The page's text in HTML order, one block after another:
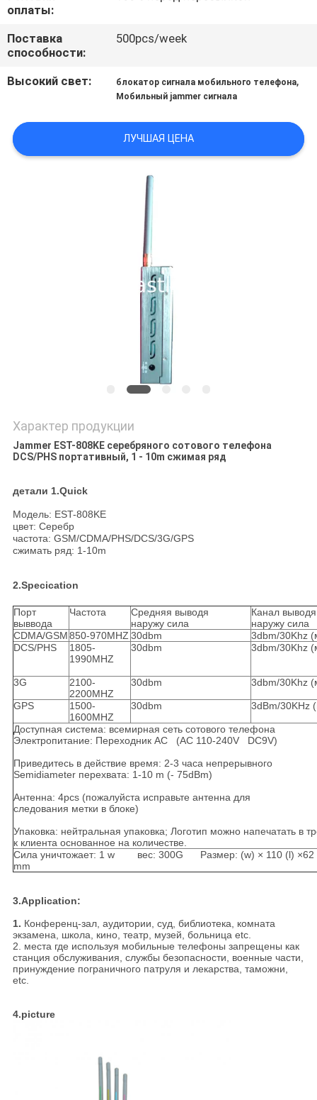
СЛУЧАИ
ЦИТАТЫ
оплаты:
Поставка
способности:
500pcs/week
Высокий свет: блокатор сигнала мобильного телефона,
Мобильный jammer сигнала
ЛУЧШАЯ ЦЕНА
Характер продукции
Jammer EST-808KE серебряного сотового телефона
DCS/PHS портативный, 1 - 10m сжимая ряд
детали 1.Quick
Модель: EST-808KE
цвет: Серебр
частота: GSM/CDMA/PHS/DCS/3G/GPS
сжимать ряд: 1-10m
2.Specication
Порт
выввода
Частота
Средняя выводя
наружу сила
Канал выводя
наружу сила
CDMA/GSM850-970MHZ 30dbm
3dbm/30Khz
DCS/PHS
1805-
1990MHZ
30dbm 3dbm/30Khz
3G
2100-
2200MHZ
30dbm 3dbm/30Khz
GPS
1500-
1600MHZ
30dbm 3dBm/30KHz
Доступная система: всемирная сеть сотового телефона
Электропитание: Переходник AC (AC 110-240V DC9V)
Приведитесь в действие время: 2-3 часа непрерывного
Semidiameter перехвата: 1-10 m (- 75dBm)
Антенна: 4pcs (пожалуйста исправьте антенна для
следования метки в блоке)
Упаковка: нейтральная упаковка; Логотип можно напечатать в
к клиента основанное на количестве.
Сила уничтожает: 1 w вес: 300G Размер: (w) × 110 (l) ×62
mm
3.Application:
1. Конференц-зал, аудитории, суд, библиотека, комната
экзамена, школа, кино, театр, музей, больница etc.
2. места где используя мобильные телефоны запрещены как
станция обслуживания, службы безопасности, военные части,
принуждение пограничного патруля и лекарства, таможни,
etc.
4.picture